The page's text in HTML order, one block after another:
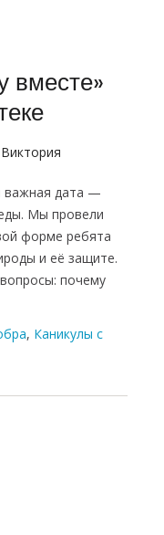
вместе»
Виктория
важная дата —
Мы провели
форме ребята
и её защите.
почему
, Каникулы с